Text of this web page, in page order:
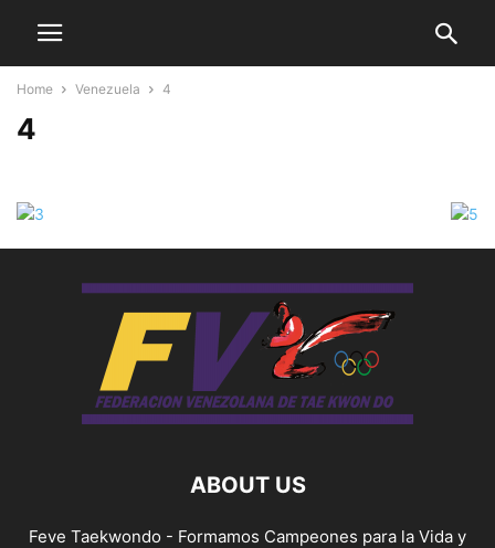
Home Venezuela 4
4
ABOUT US
Feve Taekwondo - Formamos Campeones para la Vida y